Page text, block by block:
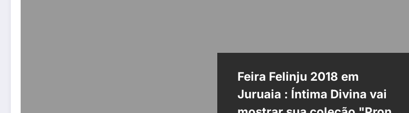
Feira Felinju 2018 em
Juruaia : Íntima Divina vai